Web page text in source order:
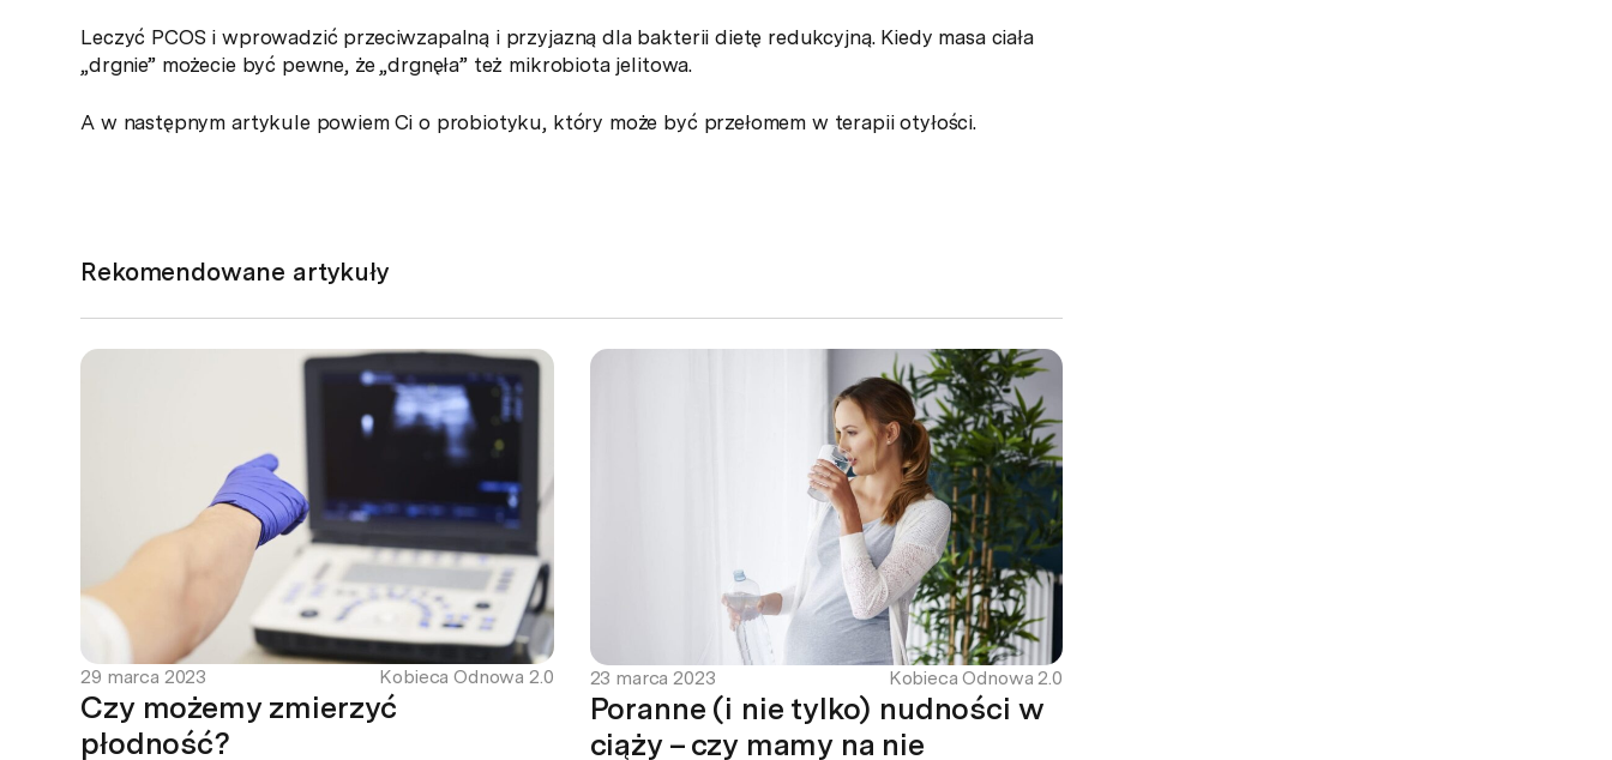
Leczyć PCOS i wprowadzić przeciwzapalną i przyjazną dla bakterii dietę redukcyjną. Kiedy masa ciała
„drgnie” możecie być pewne, że „drgnęła” też mikrobiota jelitowa.
A w następnym artykule powiem Ci o probiotyku, który może być przełomem w terapii otyłości.
Rekomendowane artykuły
Kobieca Odnowa 2.0
29 marca 2023
Czy możemy zmierzyć
płodność?
Kobieca Odnowa 2.0
23 marca 2023
Poranne (i nie tylko) nudności w
ciąży – czy mamy na nie